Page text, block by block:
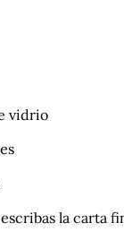
vidrio
la carta